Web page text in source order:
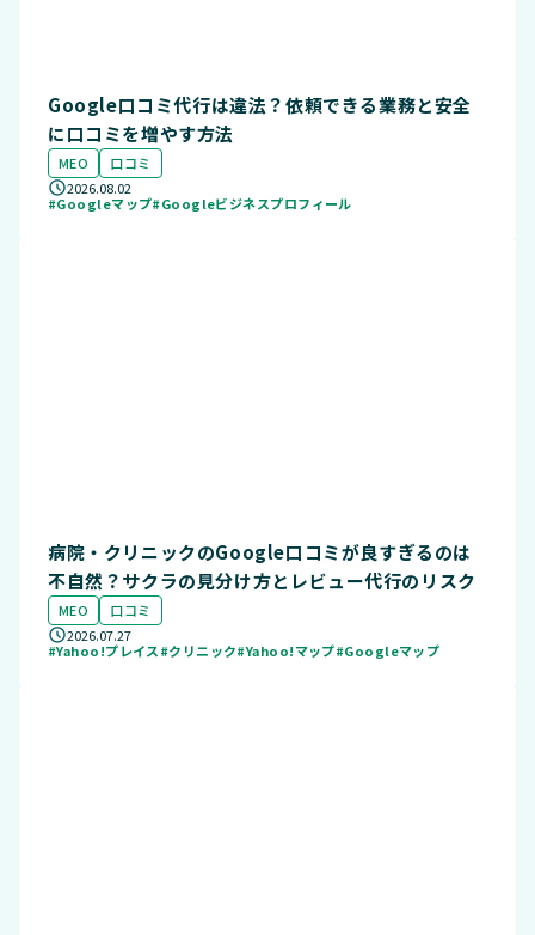
Google口コミ代行は違法？依頼できる業務と安全
に口コミを増やす方法
MEO
口コミ
2026.08.02
#Googleマップ#Googleビジネスプロフィール
病院・クリニックのGoogle口コミが良すぎるのは
不自然？サクラの見分け方とレビュー代行のリスク
MEO
口コミ
2026.07.27
#Yahoo!プレイス#クリニック#Yahoo!マップ#Googleマップ